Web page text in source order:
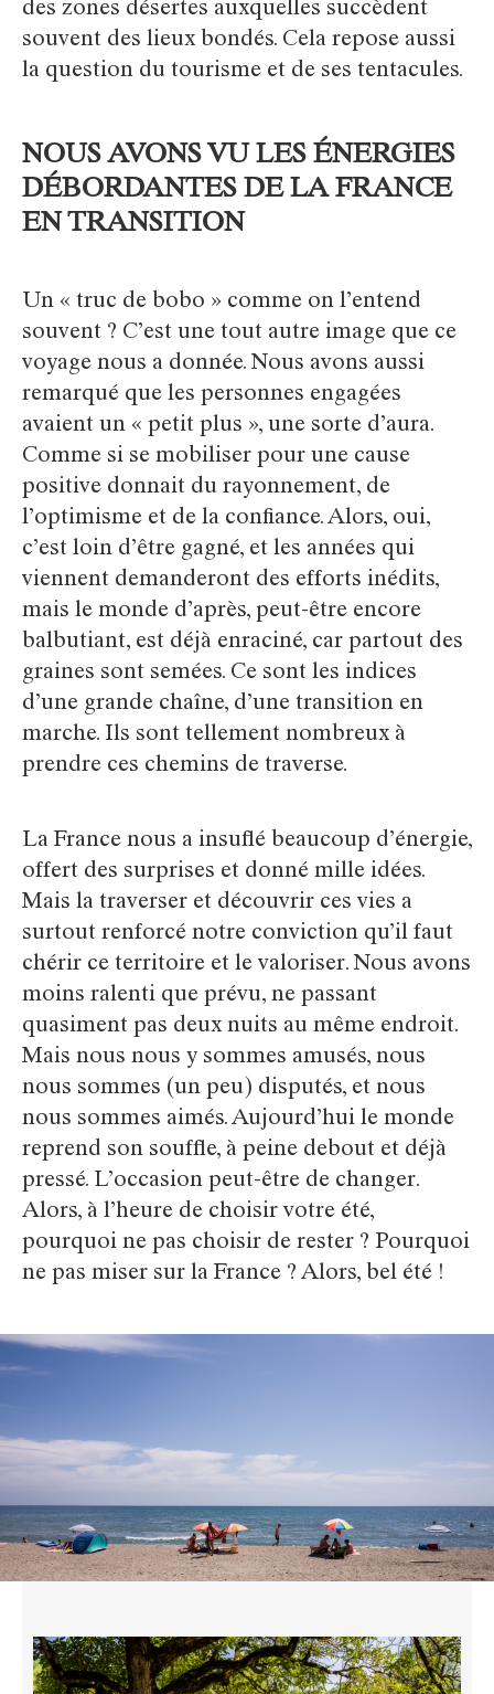
des zones désertes auxquelles succèdent
souvent des lieux bondés. Cela repose aussi
la question du tourisme et de ses tentacules.
NOUS AVONS VU LES ÉNERGIES
DÉBORDANTES DE LA FRANCE
EN TRANSITION
Un « truc de bobo » comme on l’entend
souvent ? C’est une tout autre image que ce
voyage nous a donnée. Nous avons aussi
remarqué que les personnes engagées
avaient un « petit plus », une sorte d’aura.
Comme si se mobiliser pour une cause
positive donnait du rayonnement, de
l’optimisme et de la confiance. Alors, oui,
c’est loin d’être gagné, et les années qui
viennent demanderont des efforts inédits,
mais le monde d’après, peut-être encore
balbutiant, est déjà enraciné, car partout des
graines sont semées. Ce sont les indices
d’une grande chaîne, d’une transition en
marche. Ils sont tellement nombreux à
prendre ces chemins de traverse.
La France nous a insuflé beaucoup d’énergie,
offert des surprises et donné mille idées.
Mais la traverser et découvrir ces vies a
surtout renforcé notre conviction qu’il faut
chérir ce territoire et le valoriser. Nous avons
moins ralenti que prévu, ne passant
quasiment pas deux nuits au même endroit.
Mais nous nous y sommes amusés, nous
nous sommes (un peu) disputés, et nous
nous sommes aimés. Aujourd’hui le monde
reprend son souffle, à peine debout et déjà
pressé. L’occasion peut-être de changer.
Alors, à l’heure de choisir votre été,
pourquoi ne pas choisir de rester ? Pourquoi
ne pas miser sur la France ? Alors, bel été !